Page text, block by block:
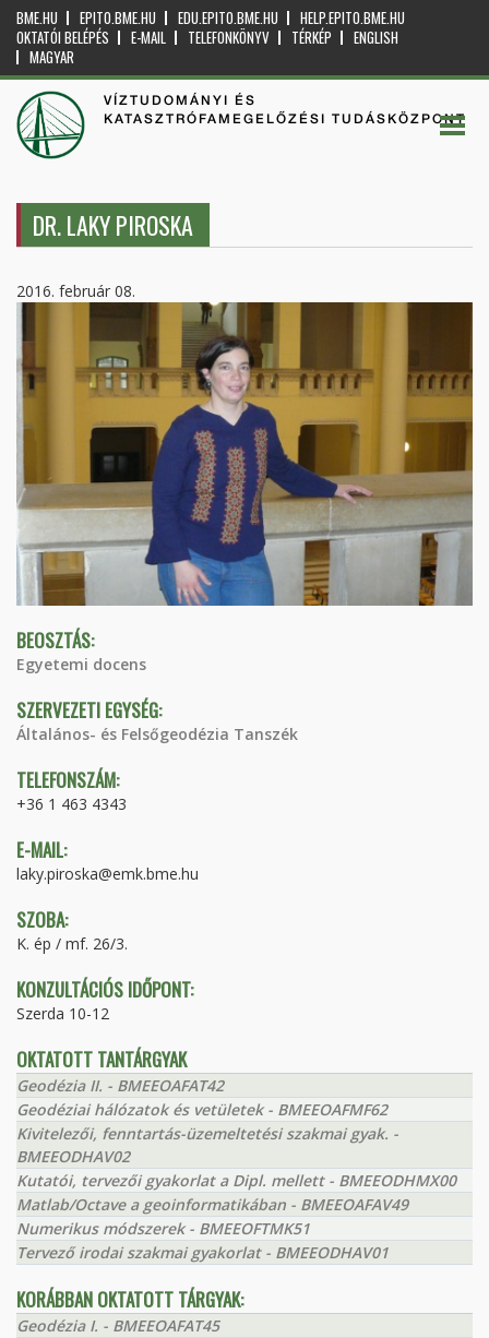
BME.HU EPITO.BME.HU EDU.EPITO.BME.HU
HELP.EPITO.BME.HU
OKTATÓI BELÉPÉS
E-MAIL TELEFONKÖNYV TÉRKÉP
ENGLISH
MAGYAR
VÍZTUDOMÁNYI ÉS
KATASZTRÓFAMEGELŐZÉSI TUDÁSKÖZPONT
DR. LAKY PIROSKA
2016. február 08.
BEOSZTÁS:
Egyetemi docens
SZERVEZETI EGYSÉG:
Általános- és Felsőgeodézia Tanszék
TELEFONSZÁM:
+36 1 463 4343
E-MAIL:
laky.piroska@emk.bme.hu
SZOBA:
K. ép / mf. 26/3.
KONZULTÁCIÓS IDŐPONT:
Szerda 10-12
OKTATOTT TANTÁRGYAK
Geodézia II. - BMEEOAFAT42
Geodéziai hálózatok és vetületek - BMEEOAFMF62
Kivitelezői, fenntartás-üzemeltetési szakmai gyak. -
BMEEODHAV02
Kutatói, tervezői gyakorlat a Dipl. mellett - BMEEODHMX00
Matlab/Octave a geoinformatikában - BMEEOAFAV49
Numerikus módszerek - BMEEOFTMK51
Tervező irodai szakmai gyakorlat - BMEEODHAV01
KORÁBBAN OKTATOTT TÁRGYAK:
Geodézia I. - BMEEOAFAT45